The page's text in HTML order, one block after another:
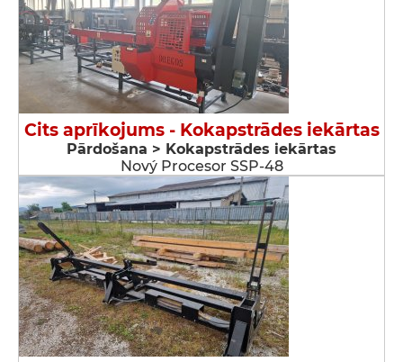
Cits aprīkojums - Kokapstrādes iekārtas
Pārdošana > Kokapstrādes iekārtas
Nový Procesor SSP-48